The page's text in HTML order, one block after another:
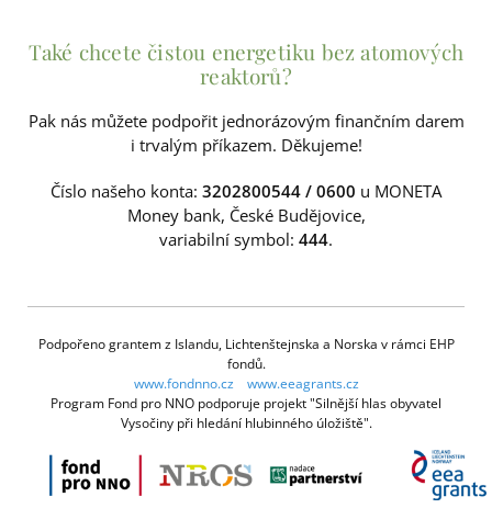
Také chcete čistou energetiku bez atomových
reaktorů?
Pak nás můžete podpořit jednorázovým finančním darem
i trvalým příkazem. Děkujeme!
Číslo našeho konta: 3202800544 / 0600 u MONETA
Money bank, České Budějovice,
variabilní symbol: 444.
Podpořeno grantem z Islandu, Lichtenštejnska a Norska v rámci EHP
fondů.
www.fondnno.cz
www.eeagrants.cz
Program Fond pro NNO podporuje projekt "Silnější hlas obyvatel
Vysočiny při hledání hlubinného úložiště".